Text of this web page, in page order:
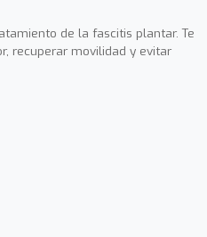
de la fascitis plantar. Te
recuperar movilidad y evitar